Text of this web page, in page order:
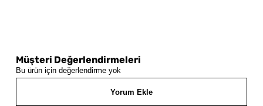
Müşteri Değerlendirmeleri
Bu ürün için değerlendirme yok
Yorum Ekle